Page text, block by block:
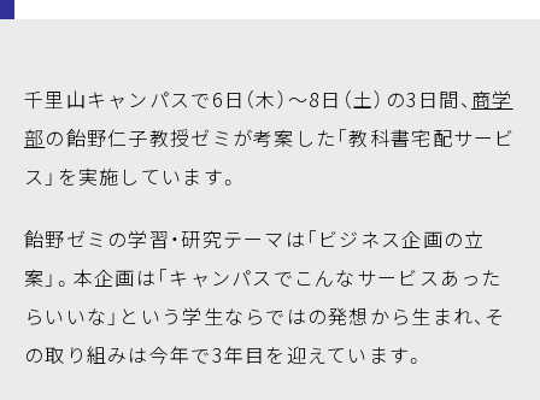
千里山キャンパスで6日（木）～8日（土）の3日間、 商学
部の飴野仁子教授ゼミが考案した「教科書宅配サービ
ス」を実施しています。
飴野ゼミの学習・研究テーマは「ビジネス企画の立
案」。本企画は「キャンパスでこんなサービスあった
らいいな」という学生ならではの発想から生まれ、そ
の取り組みは今年で3年目を迎えています。